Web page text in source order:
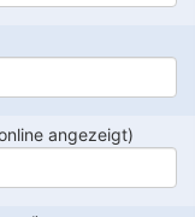
angezeigt)